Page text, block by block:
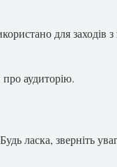
для заходів з
аудиторію.
ласка, зверніть